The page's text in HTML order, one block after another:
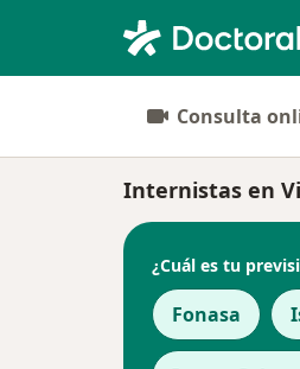
Consulta
Internistas en
¿Cuál es tu
Fonasa